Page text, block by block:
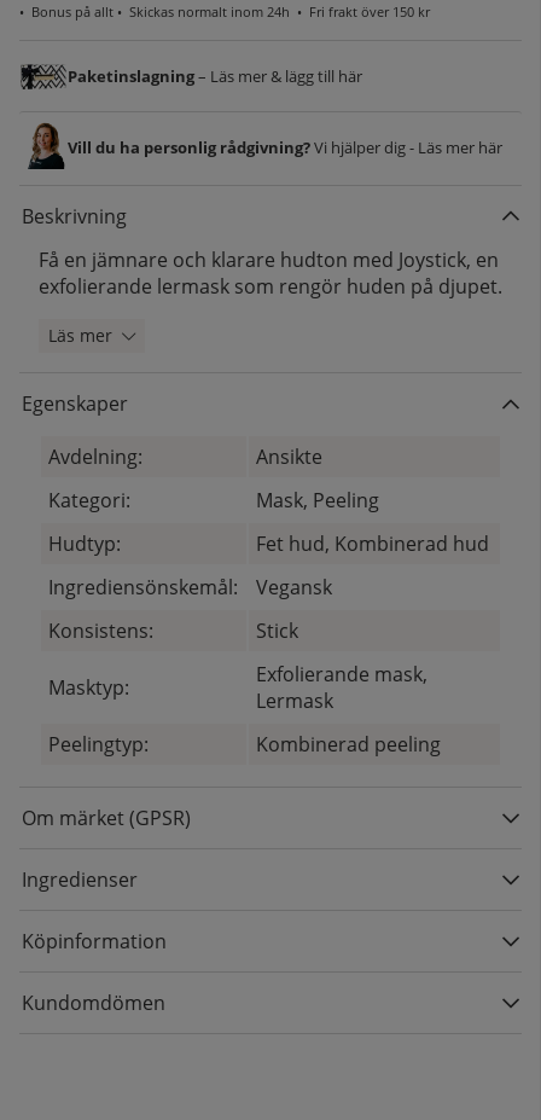
• Bonus på allt • Skickas normalt inom 24h • Fri frakt över 150 kr
Paketinslagning– Läs mer & lägg till här
Vill du ha personlig rådgivning?Vi hjälper dig - Läs mer här
Beskrivning
Få en jämnare och klarare hudton med Joystick, en
exfolierande lermask som rengör huden på djupet.
Läs mer
Egenskaper
Avdelning:
Ansikte
Kategori:
Mask, Peeling
Hudtyp:
Fet hud, Kombinerad hud
Ingrediensönskemål:
Vegansk
Konsistens:
Stick
Masktyp:
Exfolierande mask,
Lermask
Peelingtyp:
Kombinerad peeling
Om märket (GPSR)
Ingredienser
Köpinformation
Kundomdömen